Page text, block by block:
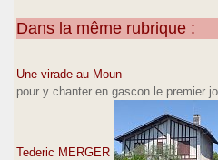
Dans la même rubrique :
Une virade au Moun
pour y chanter en gascon le premier
Tederic MERGER